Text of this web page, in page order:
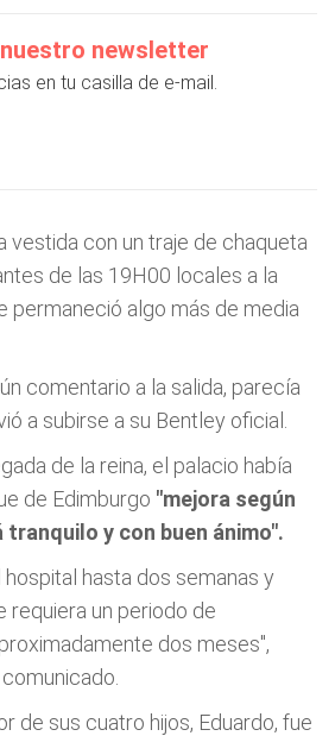
newsletter
en tu casilla de e-mail.
vestida con un traje de chaqueta
de las 19H00 locales a la
permaneció algo más de media
comentario a la salida, parecía
a subirse a su Bentley oficial.
de la reina, el palacio había
de Edimburgo "mejora según
tranquilo y con buen ánimo".
hasta dos semanas y
requiera un periodo de
dos meses",
de sus cuatro hijos, Eduardo, fue